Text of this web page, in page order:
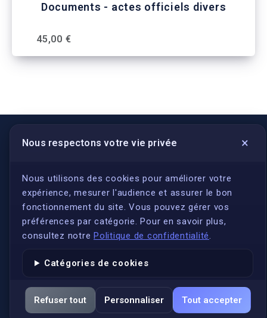
Documents - actes officiels divers
45,00 €
Nous respectons votre vie privée ×
Nous utilisons des cookies pour améliorer votre
expérience, mesurer l'audience et assurer le bon
fonctionnement du site. Vous pouvez gérer vos
préférences par catégorie. Pour en savoir plus,
consultez notre Politique de confidentialité.
Catégories de cookies
Refuser tout Personnaliser Tout accepter
LIENS UTILES
S'inscrire
Qui sommes-nous ?
Conformité
Annuaires des traducteurs assermentés
Actualités
Services
FAQ